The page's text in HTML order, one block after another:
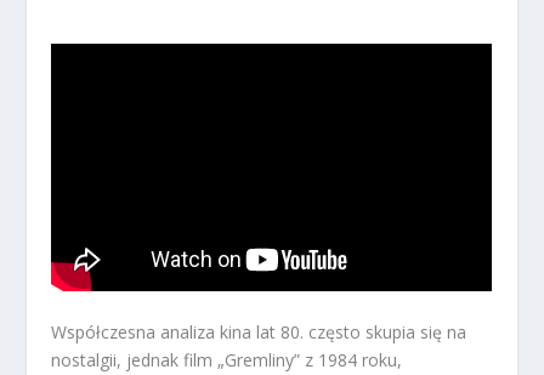
Współczesna analiza kina lat 80. często skupia się na
nostalgii, jednak film „Gremliny” z 1984 roku,